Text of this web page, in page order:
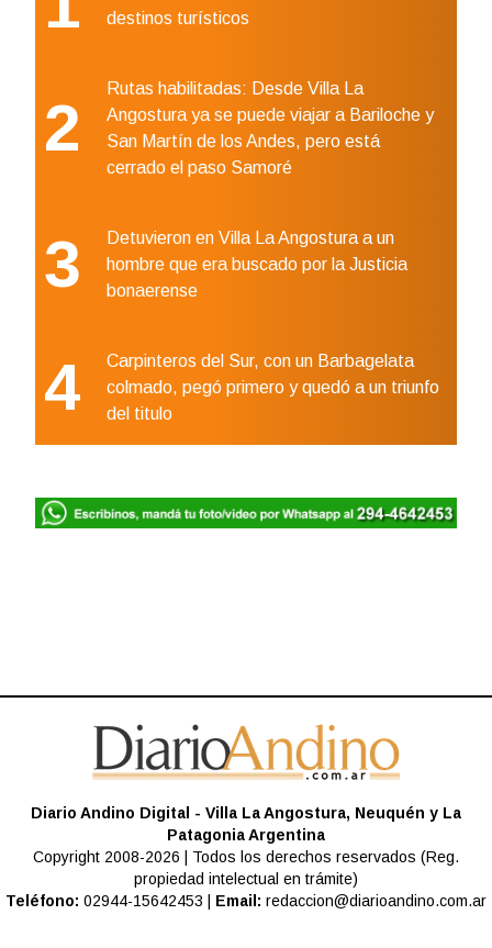
destinos turísticos
2
Rutas habilitadas: Desde Villa La
Angostura ya se puede viajar a Bariloche y
San Martín de los Andes, pero está
cerrado el paso Samoré
3
Detuvieron en Villa La Angostura a un
hombre que era buscado por la Justicia
bonaerense
4
Carpinteros del Sur, con un Barbagelata
colmado, pegó primero y quedó a un triunfo
del titulo
Diario Andino Digital - Villa La Angostura, Neuquén y La
Patagonia Argentina
Copyright 2008-2026 | Todos los derechos reservados (Reg.
propiedad intelectual en trámite)
Teléfono: 02944-15642453 | Email: redaccion@diarioandino.com.ar